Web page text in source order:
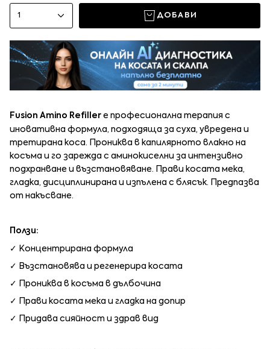
1 ДОБАВИ
Fusion Amino Refiller е професионална терапия с
иновативна формула, подходяща за суха, увредена и
третирана коса. Прониква в капилярното влакно на
косъма и го зарежда с аминокиселни за интензивно
подхранване и възстановяване. Прави косата мека,
гладка, дисциплинирана и изпълена с блясък. Предпазва
от накъсване.
Ползи:
✓ Концентрирана формула
✓ Възстановява и регенерира косата
✓ Прониква в косъма в дълбочина
✓ Прави косата мека и гладка на допир
✓ Придава сияйност и здрав вид